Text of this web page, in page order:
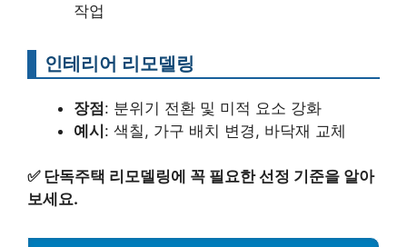
작업
인테리어 리모델링
장점: 분위기 전환 및 미적 요소 강화
예시: 색칠, 가구 배치 변경, 바닥재 교체
✅ 단독주택 리모델링에 꼭 필요한 선정 기준을 알아
보세요.